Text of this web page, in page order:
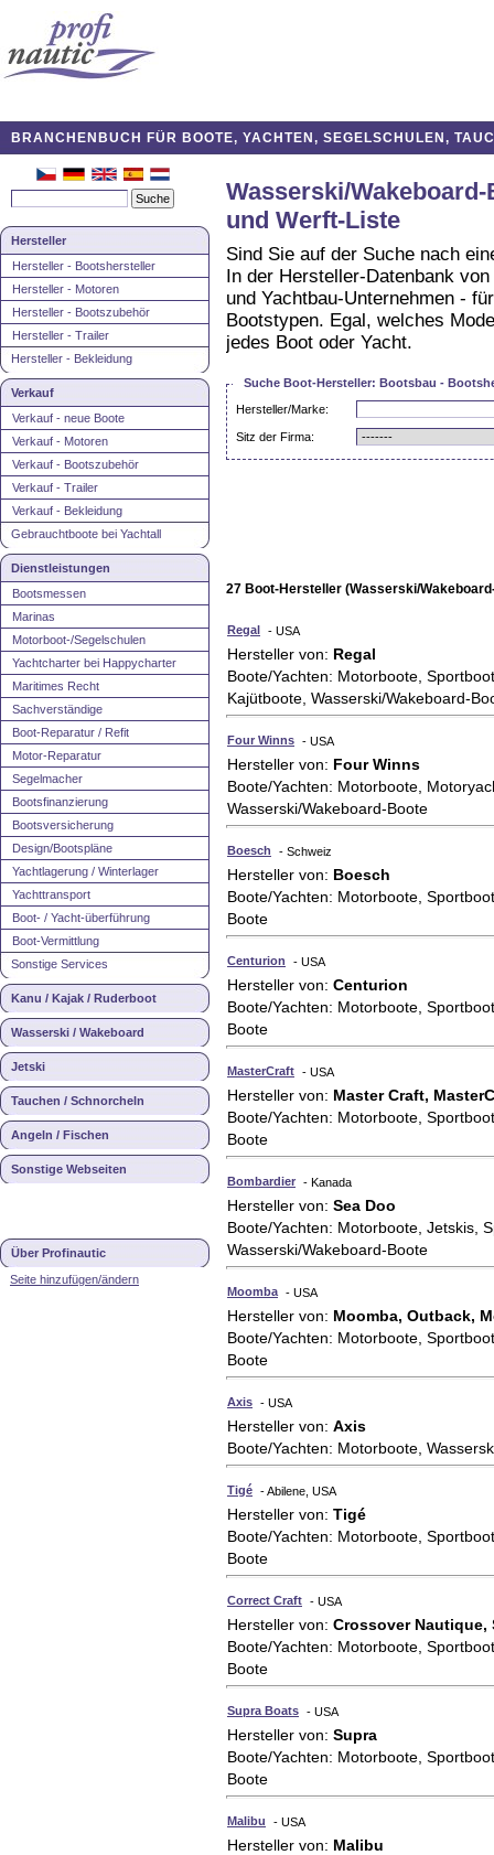
BRANCHENBUCH FÜR BOOTE, YACHTEN, SEGELSCHULEN,
Hersteller
Hersteller - Bootshersteller
Hersteller - Motoren
Hersteller - Bootszubehör
Hersteller - Trailer
Hersteller - Bekleidung
Verkauf
Verkauf - neue Boote
Verkauf - Motoren
Verkauf - Bootszubehör
Verkauf - Trailer
Verkauf - Bekleidung
Gebrauchtboote bei Yachtall
Dienstleistungen
Bootsmessen
Marinas
Motorboot-/Segelschulen
Yachtcharter bei Happycharter
Maritimes Recht
Sachverständige
Boot-Reparatur / Refit
Motor-Reparatur
Segelmacher
Bootsfinanzierung
Bootsversicherung
Design/Bootspläne
Yachtlagerung / Winterlager
Yachttransport
Boot- / Yacht-überführung
Boot-Vermittlung
Sonstige Services
Kanu / Kajak / Ruderboot
Wasserski / Wakeboard
Jetski
Tauchen / Schnorcheln
Angeln / Fischen
Sonstige Webseiten
Über Profinautic
Seite hinzufügen/ändern
Wasserski/
und Werft-Liste
Sind Sie auf der Suche nach
In der Hersteller-Datenbank
und Yachtbau-Unternehmen -
Bootstypen. Egal, welches
jedes Boot oder Yacht.
Suche Boot-Hersteller: Bootsbau -
Hersteller/Marke:
Sitz der Firma:
27 Boot-Hersteller (Wasserski/
Regal - USA
Hersteller von: Regal
Boote/Yachten: Motorboote,
Kajütboote, Wasserski/Wakeboard-
Four Winns - USA
Hersteller von: Four Winns
Boote/Yachten: Motorboote,
Wasserski/Wakeboard-Boote
Boesch - Schweiz
Hersteller von: Boesch
Boote/Yachten: Motorboote,
Boote
Centurion - USA
Hersteller von: Centurion
Boote/Yachten: Motorboote,
Boote
MasterCraft - USA
Hersteller von: Master Craft,
Boote/Yachten: Motorboote,
Boote
Bombardier - Kanada
Hersteller von: Sea Doo
Boote/Yachten: Motorboote, Jetskis,
Wasserski/Wakeboard-Boote
Moomba - USA
Hersteller von: Moomba, Outback,
Boote/Yachten: Motorboote,
Boote
Axis - USA
Hersteller von: Axis
Boote/Yachten: Motorboote,
Tigé - Abilene, USA
Hersteller von: Tigé
Boote/Yachten: Motorboote,
Boote
Correct Craft - USA
Hersteller von: Crossover Nautique,
Boote/Yachten: Motorboote,
Boote
Supra Boats - USA
Hersteller von: Supra
Boote/Yachten: Motorboote,
Boote
Malibu - USA
Hersteller von: Malibu